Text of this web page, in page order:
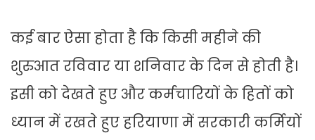
कई बार ऐसा होता है कि किसी महीने की
शुरुआत रविवार या शनिवार के दिन से होती है।
इसी को देखते हुए और कर्मचारियों के हितों को
ध्यान में रखते हुए हरियाणा में सरकारी कर्मियों